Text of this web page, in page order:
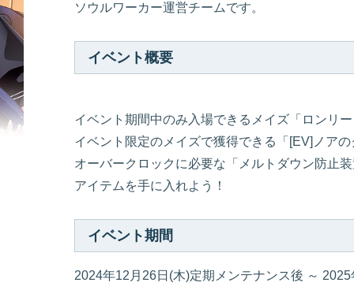
ソウルワーカー運営チームです。
イベント概要
イベント期間中のみ入場できるメイズ「ロンリ
イベント限定のメイズで獲得できる「[EV]ノア
オーバークロックに必要な「メルトダウン防止
アイテムを手に入れよう！
イベント期間
2024年12月26日(木)定期メンテナンス後 ～